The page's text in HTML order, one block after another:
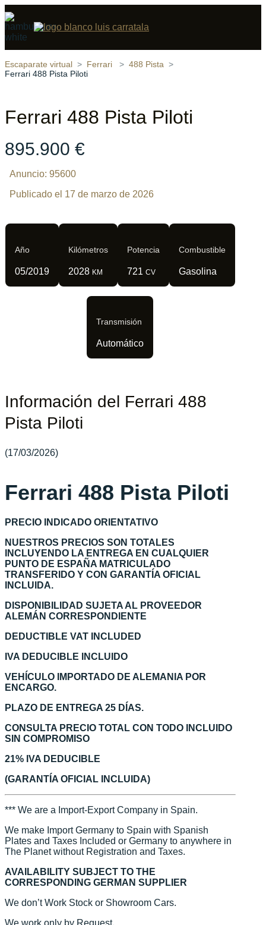
‹ ›
Compartir
Escaparate virtual Ferrari
488 Pista
Ferrari 488 Pista Piloti
Ferrari 488 Pista Piloti
895.900 €
Anuncio: 95600
Publicado el 17 de marzo de 2026
Año
05/2019
Kilómetros
2028 KM
Potencia
721 CV
Combustible
Gasolina
Transmisión
Automático
Información del Ferrari 488
Pista Piloti
(17/03/2026)
Ferrari 488 Pista Piloti
PRECIO INDICADO ORIENTATIVO
NUESTROS PRECIOS SON TOTALES
INCLUYENDO LA ENTREGA EN CUALQUIER
PUNTO DE ESPAÑA MATRICULADO
TRANSFERIDO Y CON GARANTÍA OFICIAL
INCLUIDA.
DISPONIBILIDAD SUJETA AL PROVEEDOR
ALEMÁN CORRESPONDIENTE
DEDUCTIBLE VAT INCLUDED
IVA DEDUCIBLE INCLUIDO
VEHÍCULO IMPORTADO DE ALEMANIA POR
ENCARGO.
PLAZO DE ENTREGA 25 DÍAS.
CONSULTA PRECIO TOTAL CON TODO INCLUIDO
SIN COMPROMISO
21% IVA DEDUCIBLE
(GARANTÍA OFICIAL INCLUIDA)
*** We are a Import-Export Company in Spain.
We make Import Germany to Spain with Spanish
Plates and Taxes Included or Germany to anywhere in
The Planet without Registration and Taxes.
AVAILABILITY SUBJECT TO THE
CORRESPONDING GERMAN SUPPLIER
We don’t Work Stock or Showroom Cars.